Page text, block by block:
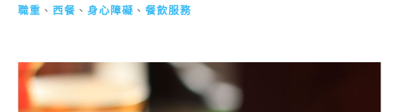
職重 、 西餐 、 身心障礙 、 餐飲服務